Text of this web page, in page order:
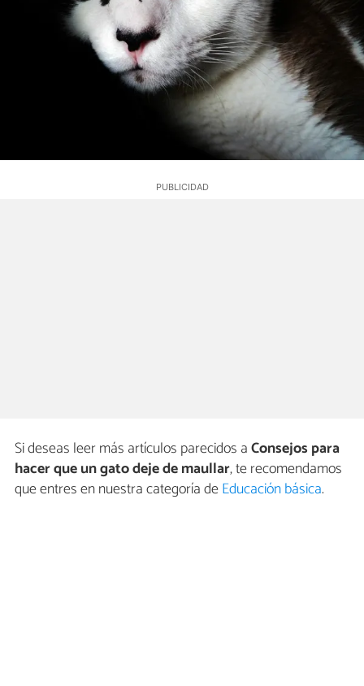
Si deseas leer más artículos parecidos aConsejos para
hacer que un gato deje de maullar, te recomendamos
que entres en nuestra categoría deEducación básica.